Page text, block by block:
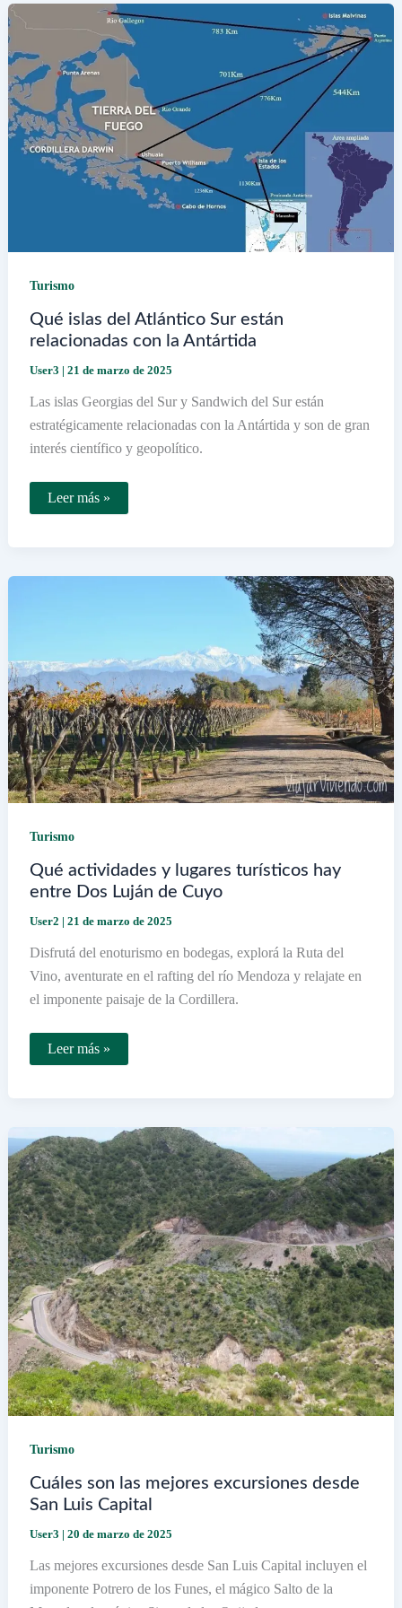
Vicente
López
Turismo
Qué islas del Atlántico Sur están
relacionadas con la Antártida
User3 | 21 de marzo de 2025
Las islas Georgias del Sur y Sandwich del Sur están
estratégicamente relacionadas con la Antártida y son de gran
interés científico y geopolítico.
Qué
islas
Leer más »
Turismo
Qué actividades y lugares turísticos hay
entre Dos Luján de Cuyo
User2 | 21 de marzo de 2025
Disfrutá del enoturismo en bodegas, explorá la Ruta del
Vino, aventurate en el rafting del río Mendoza y relajate en
el imponente paisaje de la Cordillera.
Qué
actividades
entre
Dos
Luján
de
Cuyo
Leer más »
Turismo
Cuáles son las mejores excursiones desde
San Luis Capital
User3 | 20 de marzo de 2025
Las mejores excursiones desde San Luis Capital incluyen el
imponente Potrero de los Funes, el mágico Salto de la